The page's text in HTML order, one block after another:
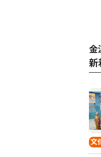
金
新
文